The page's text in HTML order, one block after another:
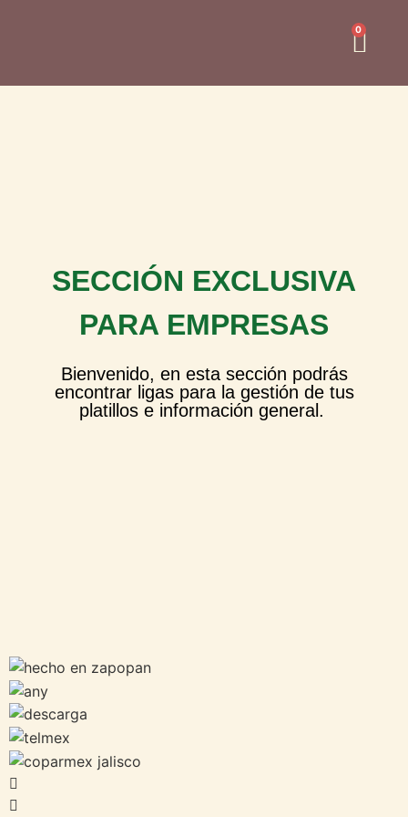
0
SECCIÓN EXCLUSIVA
PARA EMPRESAS
Bienvenido, en esta sección podrás
encontrar ligas para la gestión de tus
platillos e información general.